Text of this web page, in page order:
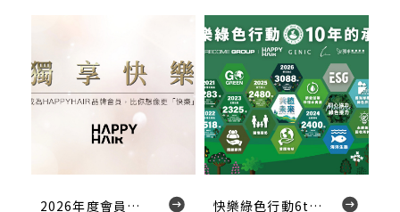
2026年度會員權益 快樂綠色行動6th｜10年的承諾